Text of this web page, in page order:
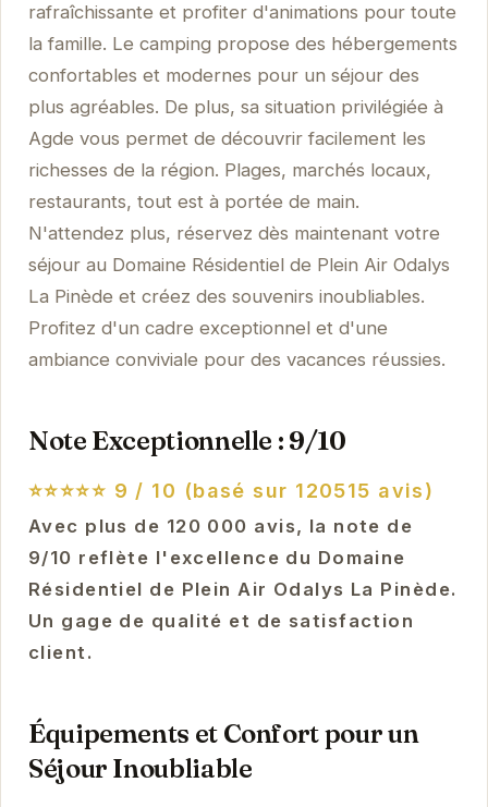
rafraîchissante et profiter d'animations pour toute
la famille. Le camping propose des hébergements
confortables et modernes pour un séjour des
plus agréables. De plus, sa situation privilégiée à
Agde vous permet de découvrir facilement les
richesses de la région. Plages, marchés locaux,
restaurants, tout est à portée de main.
N'attendez plus, réservez dès maintenant votre
séjour au Domaine Résidentiel de Plein Air Odalys
La Pinède et créez des souvenirs inoubliables.
Profitez d'un cadre exceptionnel et d'une
ambiance conviviale pour des vacances réussies.
Note Exceptionnelle : 9/10
⭐⭐⭐⭐⭐ 9 / 10 (basé sur 120515 avis)
Avec plus de 120 000 avis, la note de
9/10 reflète l'excellence du Domaine
Résidentiel de Plein Air Odalys La Pinède.
Un gage de qualité et de satisfaction
client.
Équipements et Confort pour un
Séjour Inoubliable